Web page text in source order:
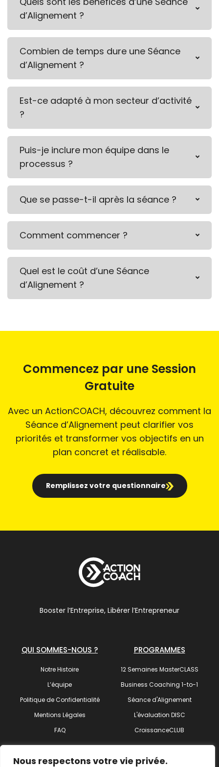
Nous respectons votre vie privée.
d’Alignement ?
Combien de temps dure une Séance
d’Alignement ?
Est-ce adapté à mon secteur d’activité
?
Puis-je inclure mon équipe dans le
processus ?
Que se passe-t-il après la séance ?
Comment commencer ?
Quel est le coût d’une Séance
d’Alignement ?
Commencez par une Session
Gratuite
Avec un ActionCOACH, découvrez comment la
Séance d’Alignement peut clarifier vos
priorités et transformer vos objectifs en un
plan concret et réalisable.
Remplissez votre questionnaire
Booster l’Entreprise, Libérer l’Entrepreneur
QUI SOMMES-NOUS ?
Notre Histoire
L’équipe
Politique de Confidentialité
Mentions Légales
FAQ
PROGRAMMES
12 Semaines MasterCLASS
Business Coaching 1-to-1
Séance d'Alignement
L'évaluation DISC
CroissanceCLUB
SUIVEZ-NOUS !